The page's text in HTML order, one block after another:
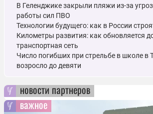
В Геленджике закрыли пляжи из-за
работы сил ПВО
Технологии будущего: как в России
Километры развития: как обновляется
транспортная сеть
Число погибших при стрельбе в школе в
возросло до девяти
новости партнеров
важное